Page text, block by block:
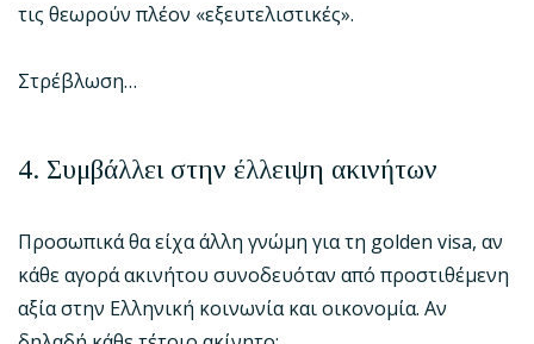
τις θεωρούν πλέον «εξευτελιστικές».
Στρέβλωση…
4. Συμβάλλει στην έλλειψη ακινήτων
Προσωπικά θα είχα άλλη γνώμη για τη golden visa, αν
κάθε αγορά ακινήτου συνοδευόταν από προστιθέμενη
αξία στην Ελληνική κοινωνία και οικονομία. Αν